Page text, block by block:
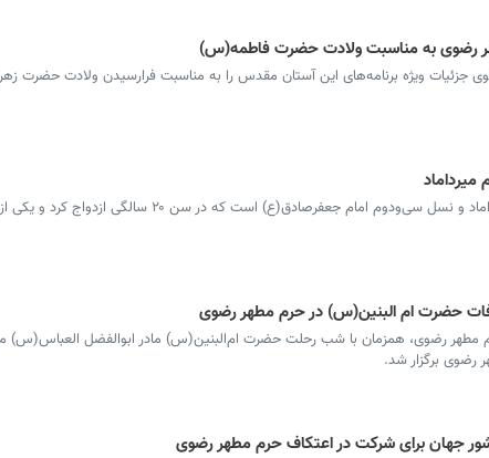
رضوی به مناسبت ولادت حضرت فاطمه(س)
جزئیات ویژه برنامه‌های این آستان مقدس را به مناسبت فرارسیدن ولادت حضرت
بانو خدیجه میردامادی نسل نهم میرداماد و نسل سی‌ودوم امام جعفرصادق(ع)
وفات حضرت ام البنین(س) در حرم مطهر رضوی
مطهر رضوی، همزمان با شب رحلت حضرت ام‌البنین(س) مادر ابوالفضل العباس(س)